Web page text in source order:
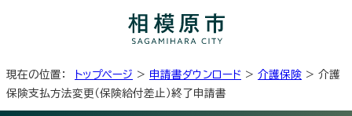
現在の位置： トップページ > 申請書ダウンロード > 介護保険 > 介護
保険支払方法変更（保険給付差止）終了申請書